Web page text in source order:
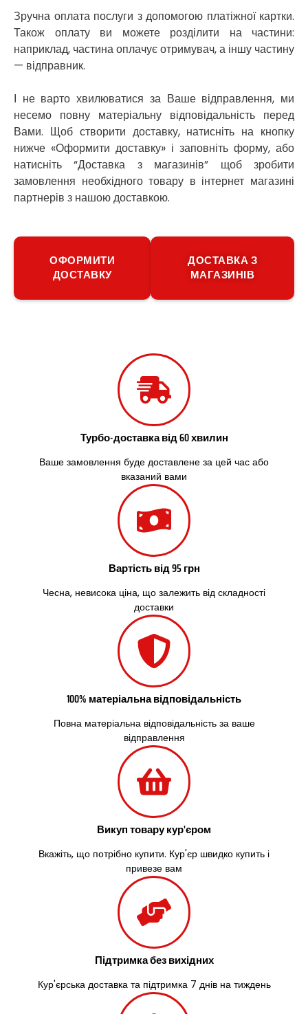
Зручна оплата послуги з допомогою платіжної картки.
Також оплату ви можете розділити на частини:
наприклад, частина оплачує отримувач, а іншу частину
— відправник.
І не варто хвилюватися за Ваше відправлення, ми
несемо повну матеріальну відповідальність перед
Вами. Щоб створити доставку, натисніть на кнопку
нижче «Оформити доставку» і заповніть форму, або
натисніть “Доставка з магазинів” щоб зробити
замовлення необхідного товару в інтернет магазині
партнерів з нашою доставкою.
ОФОРМИТИ
ДОСТАВКУ
ДОСТАВКА З
МАГАЗИНІВ
Турбо-доставка від 60 хвилин
Ваше замовлення буде доставлене за цей час або
вказаний вами
Вартість від 95 грн
Чесна, невисока ціна, що залежить від складності
доставки
100% матеріальна відповідальність
Повна матеріальна відповідальність за ваше
відправлення
Викуп товару кур'єром
Вкажіть, що потрібно купити. Кур'єр швидко купить і
привезе вам
Підтримка без вихідних
Кур'єрська доставка та підтримка 7 днів на тиждень
Підгородне
Погреби
Покров
Полтава
Путивль
П’ятихатки
Роздільна
Рені
Решетилівка
Ромни
Рівне
Щасливе
Шепетівка
Шостка
Шпола
Синельникове
Софіївська Борщагівка
Старокостянтинів
Старі Петрівці
Стебник
Тернопіль
Васильків
Віта-Поштова
Южноукраїнськ
Зарічани